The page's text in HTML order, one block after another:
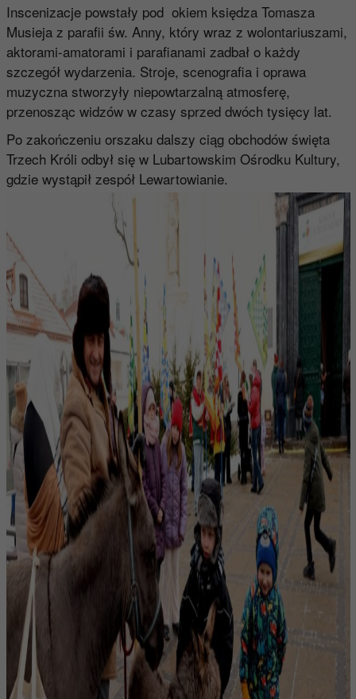
Inscenizacje powstały pod okiem księdza Tomasza
Musieja z parafii św. Anny, który wraz z wolontariuszami,
aktorami-amatorami i parafianami zadbał o każdy
szczegół wydarzenia. Stroje, scenografia i oprawa
muzyczna stworzyły niepowtarzalną atmosferę,
przenosząc widzów w czasy sprzed dwóch tysięcy lat.
Po zakończeniu orszaku dalszy ciąg obchodów święta
Trzech Króli odbył się w Lubartowskim Ośrodku Kultury,
gdzie wystąpił zespół Lewartowianie.